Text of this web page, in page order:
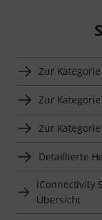
Zur
Zur
Zur
Detaillierte
iConnectivity
Übersicht